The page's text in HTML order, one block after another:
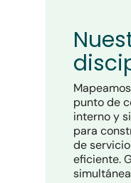
punto de
interno y
para
de
eficiente.